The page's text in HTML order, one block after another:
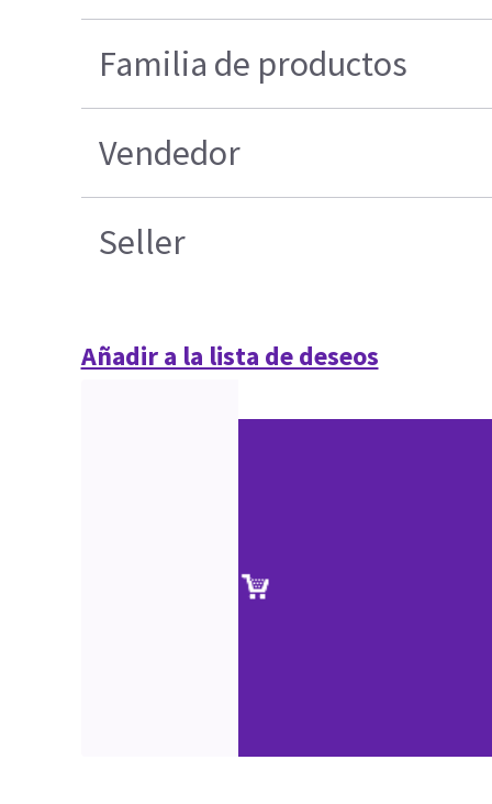
Familia de productos
Vendedor
Seller
Añadir a la lista de deseos